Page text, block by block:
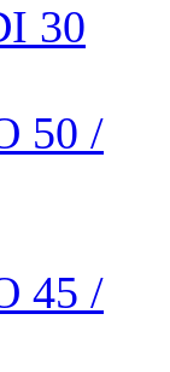
30
50 /
45 /